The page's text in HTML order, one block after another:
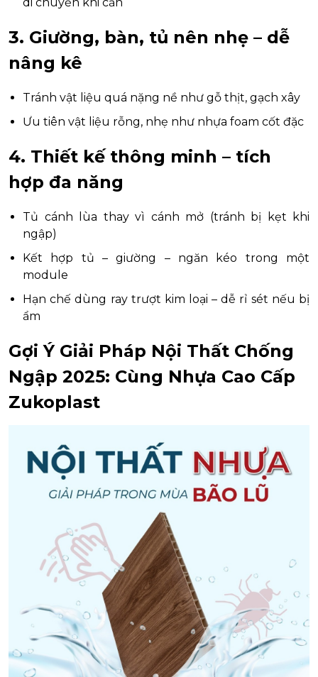
di chuyển khi cần
3. Giường, bàn, tủ nên nhẹ – dễ
nâng kê
Tránh vật liệu quá nặng nề như gỗ thịt, gạch xây
Ưu tiên vật liệu rỗng, nhẹ như nhựa foam cốt đặc
4. Thiết kế thông minh – tích
hợp đa năng
Tủ cánh lùa thay vì cánh mở (tránh bị kẹt khi
ngập)
Kết hợp tủ – giường – ngăn kéo trong một
module
Hạn chế dùng ray trượt kim loại – dễ rỉ sét nếu bị
ẩm
Gợi Ý Giải Pháp Nội Thất Chống
Ngập 2025: Cùng Nhựa Cao Cấp
Zukoplast